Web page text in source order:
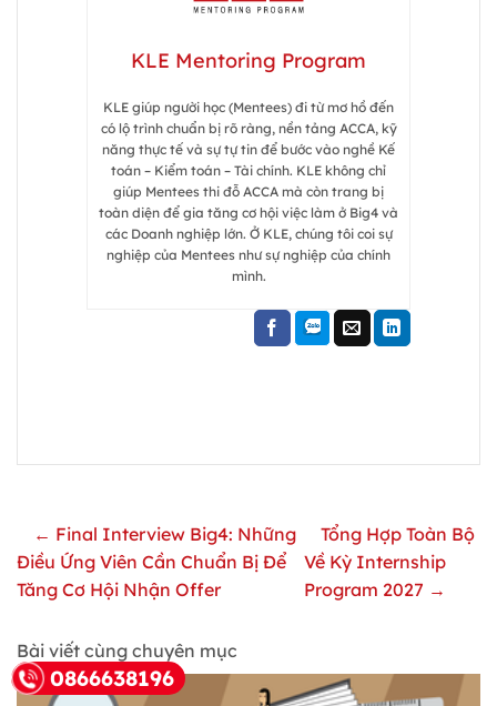
KLE Mentoring Program
KLE giúp người học (Mentees) đi từ mơ hồ đến
có lộ trình chuẩn bị rõ ràng, nền tảng ACCA, kỹ
năng thực tế và sự tự tin để bước vào nghề Kế
toán – Kiểm toán – Tài chính. KLE không chỉ
giúp Mentees thi đỗ ACCA mà còn trang bị
toàn diện để gia tăng cơ hội việc làm ở Big4 và
các Doanh nghiệp lớn. Ở KLE, chúng tôi coi sự
nghiệp của Mentees như sự nghiệp của chính
mình.
← Final Interview Big4: Những
Điều Ứng Viên Cần Chuẩn Bị Để
Tăng Cơ Hội Nhận Offer
Tổng Hợp Toàn Bộ
Về Kỳ Internship
Program 2027 →
Bài viết cùng chuyên mục
0866638196